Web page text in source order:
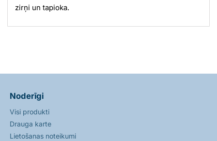
zirņi un tapioka.
Noderīgi
Visi produkti
Drauga karte
Lietošanas noteikumi